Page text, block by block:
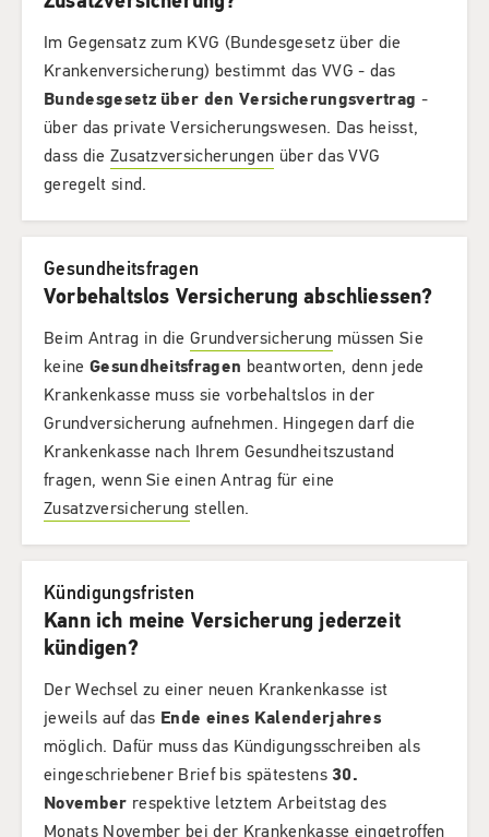
Im Gegensatz zum KVG (Bundesgesetz über die
Krankenversicherung) bestimmt das VVG - das
Bundesgesetz über den Versicherungsvertrag -
über das private Versicherungswesen. Das heisst,
dass die Zusatzversicherungen über das VVG
geregelt sind.
Gesundheitsfragen
Vorbehaltslos Versicherung abschliessen?
Beim Antrag in dieGrundversicherung müssen Sie
keine Gesundheitsfragen beantworten, denn jede
Krankenkasse muss sie vorbehaltslos in der
Grundversicherung aufnehmen. Hingegen darf die
Krankenkasse nach Ihrem Gesundheitszustand
fragen, wenn Sie einen Antrag für eine
Zusatzversicherung stellen.
Kündigungsfristen
Kann ich meine Versicherung jederzeit
kündigen?
Der Wechsel zu einer neuen Krankenkasse ist
jeweils auf das Ende eines Kalenderjahres
möglich. Dafür muss das Kündigungsschreiben als
eingeschriebener Brief bis spätestens 30.
November respektive letztem Arbeitstag des
Monats November bei der Krankenkasse eingetroffen